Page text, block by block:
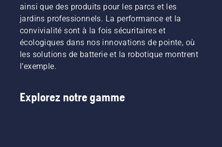
ainsi que des produits pour les parcs et les
jardins professionnels. La performance et la
convivialité sont à la fois sécuritaires et
écologiques dans nos innovations de pointe, où
les solutions de batterie et la robotique montrent
l’exemple.
Explorez notre gamme